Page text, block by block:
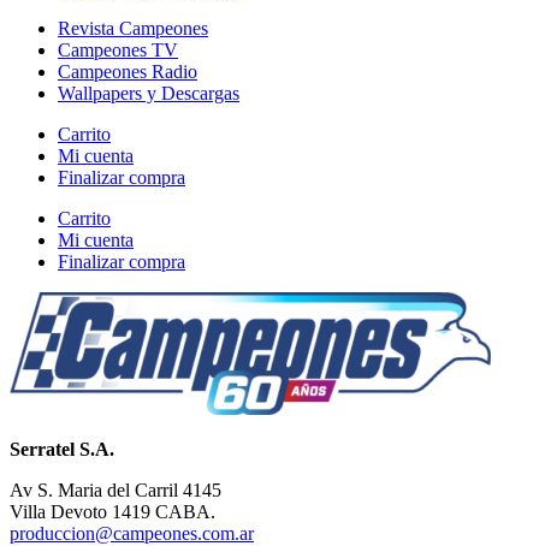
Revista Campeones
Campeones TV
Campeones Radio
Wallpapers y Descargas
Carrito
Mi cuenta
Finalizar compra
Carrito
Mi cuenta
Finalizar compra
Serratel S.A.
Av S. Maria del Carril 4145
Villa Devoto 1419 CABA.
produccion@campeones.com.ar